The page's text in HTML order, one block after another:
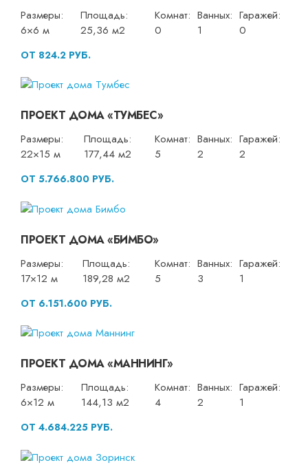
Размеры:
6×6 м
Площадь:
25,36 м2
Комнат:
0
Ванных:
1
Гаражей:
0
ОТ 824.2 РУБ.
ПРОЕКТ ДОМА «ТУМБЕС»
Размеры:
22×15 м
Площадь:
177,44 м2
Комнат:
5
Ванных:
2
Гаражей:
2
ОТ 5.766.800 РУБ.
ПРОЕКТ ДОМА «БИМБО»
Размеры:
17×12 м
Площадь:
189,28 м2
Комнат:
5
Ванных:
3
Гаражей:
1
ОТ 6.151.600 РУБ.
ПРОЕКТ ДОМА «МАННИНГ»
Размеры:
6×12 м
Площадь:
144,13 м2
Комнат:
4
Ванных:
2
Гаражей:
1
ОТ 4.684.225 РУБ.